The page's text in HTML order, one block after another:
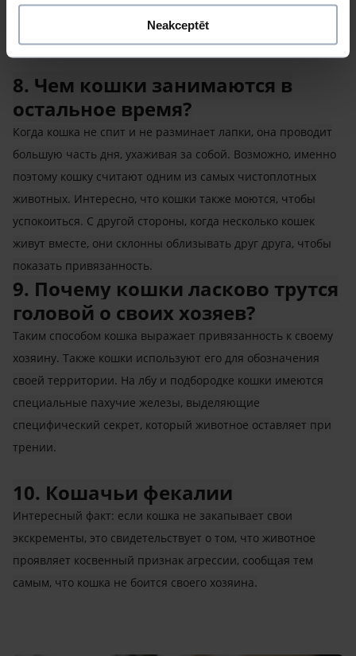
Neakceptēt
всего вырабатываются во время сна.
8. Чем кошки занимаются в
остальное время?
Когда кошка не спит и не разминает лапки, она проводит
большую часть дня, ухаживая за собой. Возможно, именно
поэтому кошку считают одним из самых чистоплотных
животных. Интересно, что кошки также моются, чтобы
успокоиться. С другой стороны, когда несколько кошек
живут вместе, они склонны облизывать друг друга, чтобы
показать привязанность.
9. Почему кошки ласково трутся
головой о своих хозяев?
Таким способом кошка выражает привязанность к своему
хозяину. Также кошки используют его для обозначения
своей территории. На лбу и подбородке кошки имеются
специальные пахучие железы, выделяющие
специфический секрет, который животное оставляет при
трении.
10. Кошачьи фекалии
Интересный факт: если кошка не закапывает свои
экскременты, это свидетельствует о том, что животное
проявляет косвенный признак агрессии, сообщая тем
самым, что кошка не боится своего хозяина.